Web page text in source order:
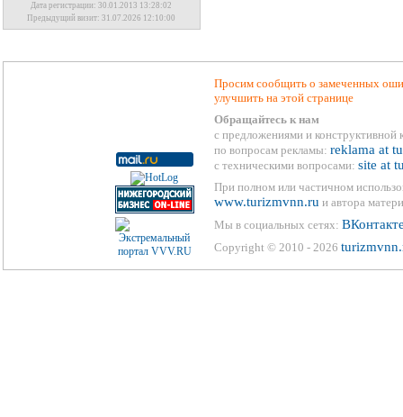
Дата регистрации: 30.01.2013 13:28:02
Предыдущий визит: 31.07.2026 12:10:00
Просим сообщить о замеченных
улучшить на этой странице
Обращайтесь к нам
с предложениями и конструктивной
по вопросам рекламы: reklama at
с техническими вопросами: site at
При полном или частичном
www.turizmvnn.ru и автора
Мы в социальных сетях:
Copyright © 2010 - 2026